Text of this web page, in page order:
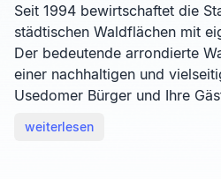
Seit 1994 bewirtschaftet die
städtischen Waldflächen mit
Der bedeutende arrondierte
einer nachhaltigen und
Usedomer Bürger und Ihre
weiterlesen